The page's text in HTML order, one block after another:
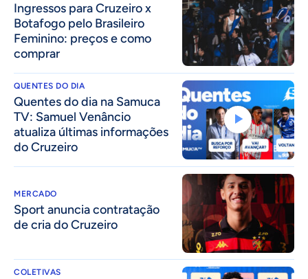
Ingressos para Cruzeiro x
Botafogo pelo Brasileiro
Feminino: preços e como
comprar
QUENTES DO DIA
Quentes do dia na Samuca
TV: Samuel Venâncio
atualiza últimas informações
do Cruzeiro
MERCADO
Sport anuncia contratação
de cria do Cruzeiro
COLETIVAS